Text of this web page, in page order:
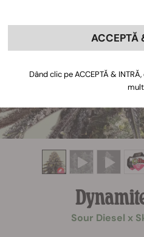
Sour Diesel x
ACCEPTĂ
Dând clic pe ACCEPTĂ &
mult